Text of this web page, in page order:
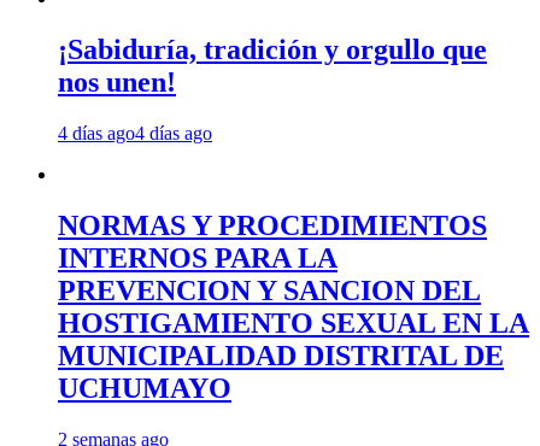
¡Sabiduría, tradición y orgullo que
nos unen!
4 días ago4 días ago
NORMAS Y PROCEDIMIENTOS
INTERNOS PARA LA
PREVENCION Y SANCION DEL
HOSTIGAMIENTO SEXUAL EN LA
MUNICIPALIDAD DISTRITAL DE
UCHUMAYO
2 semanas ago